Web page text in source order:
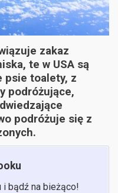
zakaz
te w USA są
psie toalety, z
podróżujące,
podróżuje się z
i bądź na bieżąco!